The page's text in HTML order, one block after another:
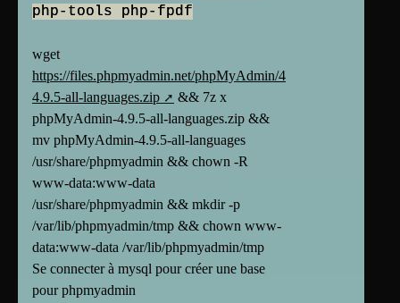
php-tools php-fpdf
wget
https://files.phpmyadmin.net/phpMyAdmin/4.9.5/phpMyAdmin-
4.9.5-all-languages.zip
&& 7z x
phpMyAdmin-4.9.5-all-languages.zip &&
mv phpMyAdmin-4.9.5-all-languages
/usr/share/phpmyadmin && chown -R
www-data:www-data
/usr/share/phpmyadmin && mkdir -p
/var/lib/phpmyadmin/tmp && chown www-
data:www-data /var/lib/phpmyadmin/tmp
Se connecter à mysql pour créer une base
pour phpmyadmin